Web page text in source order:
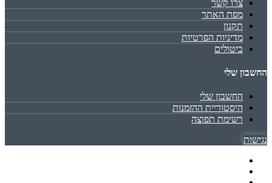
צרו קשר
מפת האתר
תקנון
מדיניות הפרטיות
ביטולים
החשבון שלי
החשבון שלי
היסטוריית ההזמנות
רשימת תפוצה
נגישות